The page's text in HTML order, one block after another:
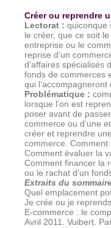
Créer ou reprendre
Lectorat : quiconque
le créer, que ce soit
entreprise ou le
reprise d’un
d’affaires spécialisés
fonds de commerces
qui
Problématique :
lorsque l’on est
poser avant de
commerce ou d’une
créer et reprendre
commerce.
Comment évaluer la
Comment financer la
ou le rachat d’un
Extraits du
Quel emplacement
Je crée ou je
E-commerce : le
Avril 2011. Vuibert.